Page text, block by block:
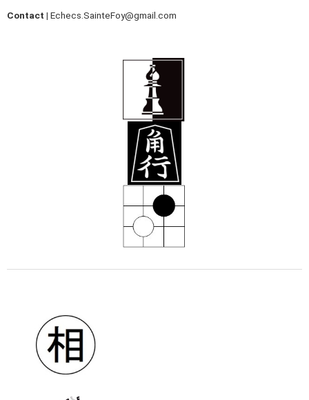
Contact | Echecs.SainteFoy@gmail.com